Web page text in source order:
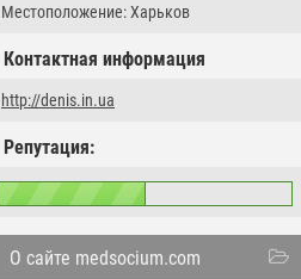
Местоположение: Харьков
Контактная информация
http://denis.in.ua
Репутация:
О сайте medsocium.com